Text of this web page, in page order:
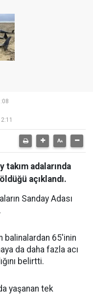
takım adalarında
açıklandı.
Sanday Adası
balinalardan 65'inin
da daha fazla acı
belirtti.
yaşanan tek